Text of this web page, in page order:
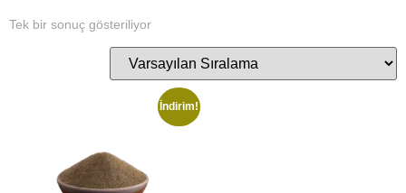
Tek bir sonuç gösteriliyor
İndirim!